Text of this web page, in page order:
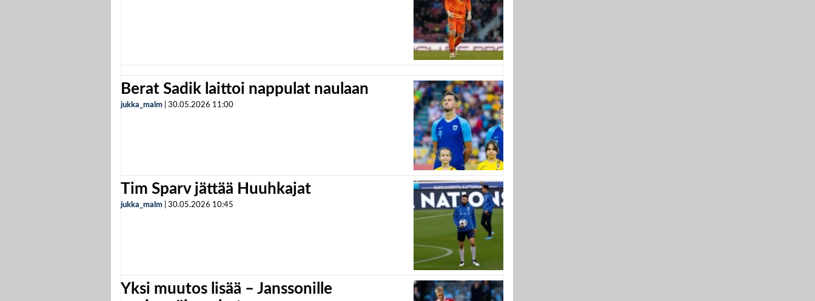
Berat Sadik laittoi nappulat naulaan
jukka_malm 30.05.2026 11:00
Tim Sparv jättää Huuhkajat
jukka_malm 30.05.2026 10:45
Yksi muutos lisää – Janssonille